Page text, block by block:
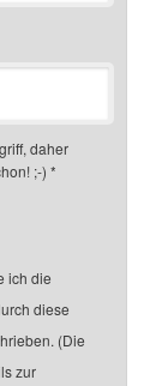
daher
;-) *
ich die
diese
(Die
zur